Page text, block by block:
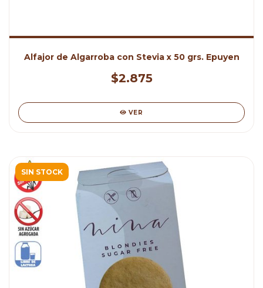
Alfajor de Algarroba con Stevia x 50 grs. Epuyen
$2.875
VER
SIN STOCK